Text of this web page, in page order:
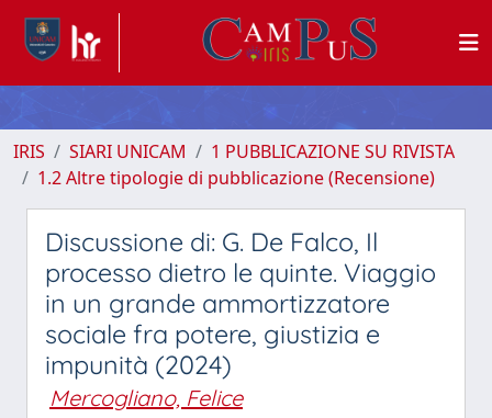
IRIS SIARI UNICAM
1 PUBBLICAZIONE SU RIVISTA
1.2 Altre tipologie di pubblicazione (Recensione)
Discussione di: G. De Falco, Il
processo dietro le quinte. Viaggio
in un grande ammortizzatore
sociale fra potere, giustizia e
impunità (2024)
Mercogliano, Felice